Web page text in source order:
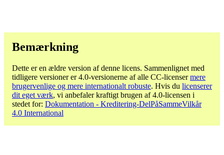
Bemærkning
Dette er en ældre version af denne licens. Sammenlignet med
tidligere versioner er 4.0-versionerne af alle CC-licensermere
brugervenlige og mere internationalt robuste. Hvis du licenserer
dit eget værk, vi anbefaler kraftigt brugen af ​​4.0-licensen i
stedet for: Dokumentation - Kreditering-DelPåSammeVilkår
4.0 International